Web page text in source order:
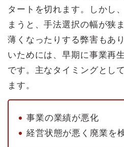
タートを切れます。しかし
まうと、手法選択の幅が狭
薄くなったりする弊害もあ
いためには、早期に事業再
です。主なタイミングとし
ます。
事業の業績が悪化
経営状態が悪く廃業を